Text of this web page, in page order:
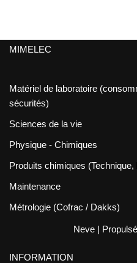
MIMELEC
Matériel de laboratoire
sécurités)
Sciences de la vie
Physique - Chimiques
Produits chimiques
Maintenance
Métrologie (Cofrac / Dakks)
Neve |
INFORMATION